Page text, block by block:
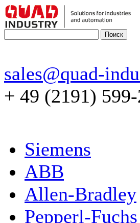
sales@quad-
+ 49 (2191)
Siemens
ABB
Allen-Bradley
Pepperl-Fuchs